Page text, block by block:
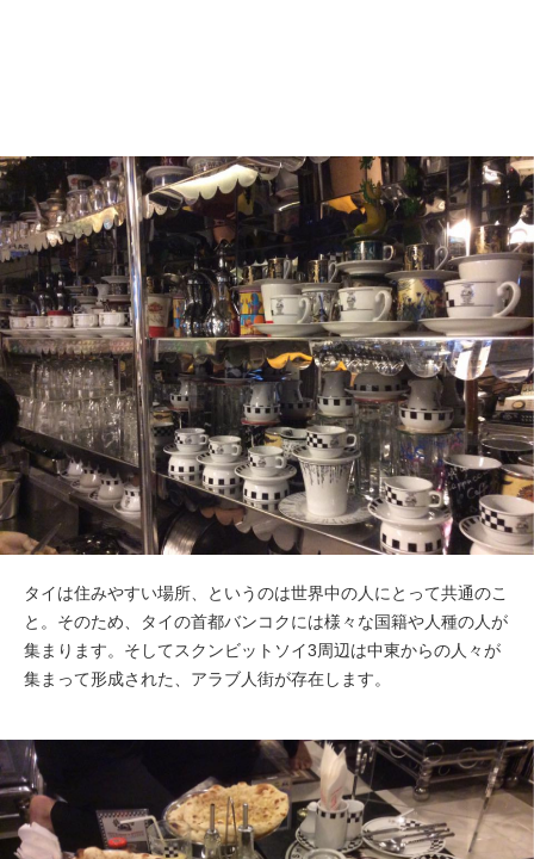
タイは住みやすい場所、というのは世界中の人にとって共通のこ
と。そのため、タイの首都バンコクには様々な国籍や人種の人が
集まります。そしてスクンビットソイ3周辺は中東からの人々が
集まって形成された、アラブ人街が存在します。